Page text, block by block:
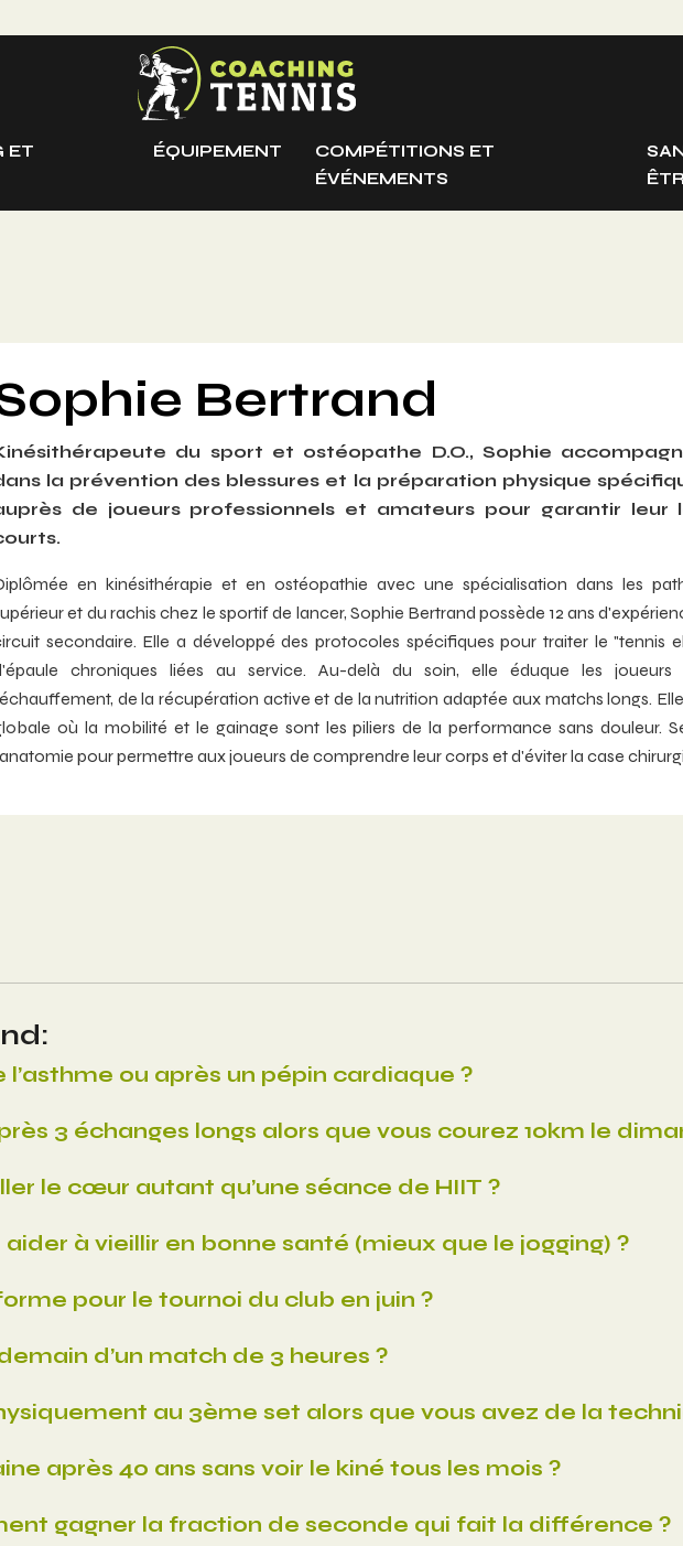
ET ÉQUIPEMENT
COMPÉTITIONS ET
ÉVÉNEMENTS
Bertrand
du sport et ostéopathe D.O., Sophie
la prévention des blessures et la préparation physique
de joueurs professionnels et amateurs pour garantir leur
en kinésithérapie et en ostéopathie avec une spécialisation dans les
et du rachis chez le sportif de lancer, Sophie Bertrand possède 12 ans
secondaire. Elle a développé des protocoles spécifiques pour traiter le "tennis
chroniques liées au service. Au-delà du soin, elle éduque les joueurs
de la récupération active et de la nutrition adaptée aux matchs longs.
où la mobilité et le gainage sont les piliers de la performance sans douleur.
pour permettre aux joueurs de comprendre leur corps et d'éviter la case
ou après un pépin cardiaque ?
3 échanges longs alors que vous courez 10km le
le cœur autant qu’une séance de HIIT ?
à vieillir en bonne santé (mieux que le jogging) ?
pour le tournoi du club en juin ?
d’un match de 3 heures ?
au 3ème set alors que vous avez de la
après 40 ans sans voir le kiné tous les mois ?
gagner la fraction de seconde qui fait la différence ?